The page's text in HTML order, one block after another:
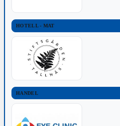
HOTELL - MAT
HANDEL